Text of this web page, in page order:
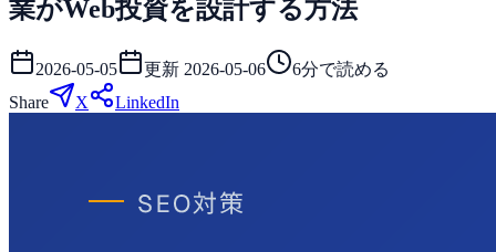
業がWeb投資を設計する方法
2026-05-05 更新 2026-05-06 6分で読める
Share
X LinkedIn